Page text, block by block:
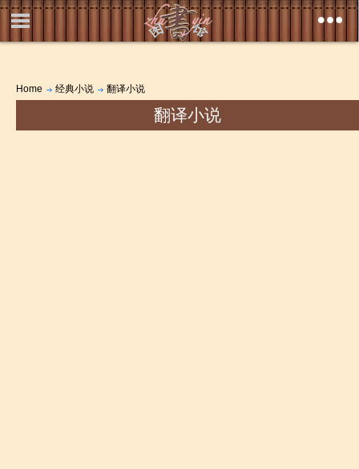
Home 经典小说 翻译小说
翻译小说